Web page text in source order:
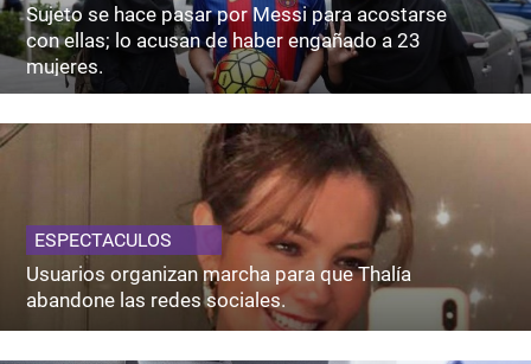
Sujeto se hace pasar por Messi para acostarse
con ellas; lo acusan de haber engañado a 23
mujeres.
ESPECTACULOS
Usuarios organizan marcha para que Thalía
abandone las redes sociales.